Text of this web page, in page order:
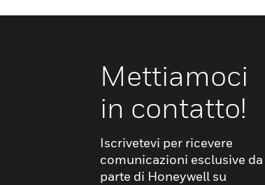
Mettiamoci
in contatto!
Iscrivetevi per ricevere
comunicazioni esclusive da
parte di Honeywell su